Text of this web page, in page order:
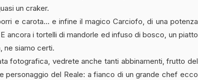
un craker.
e carota… e infine il magico Carciofo, di una potenza
ancora i tortelli di mandorle ed infuso di bosco, un piatto
ne siamo certi.
fotografica, vedrete anche tanti abbinamenti, frutto del
personaggio del Reale: a fianco di un grande chef ecco